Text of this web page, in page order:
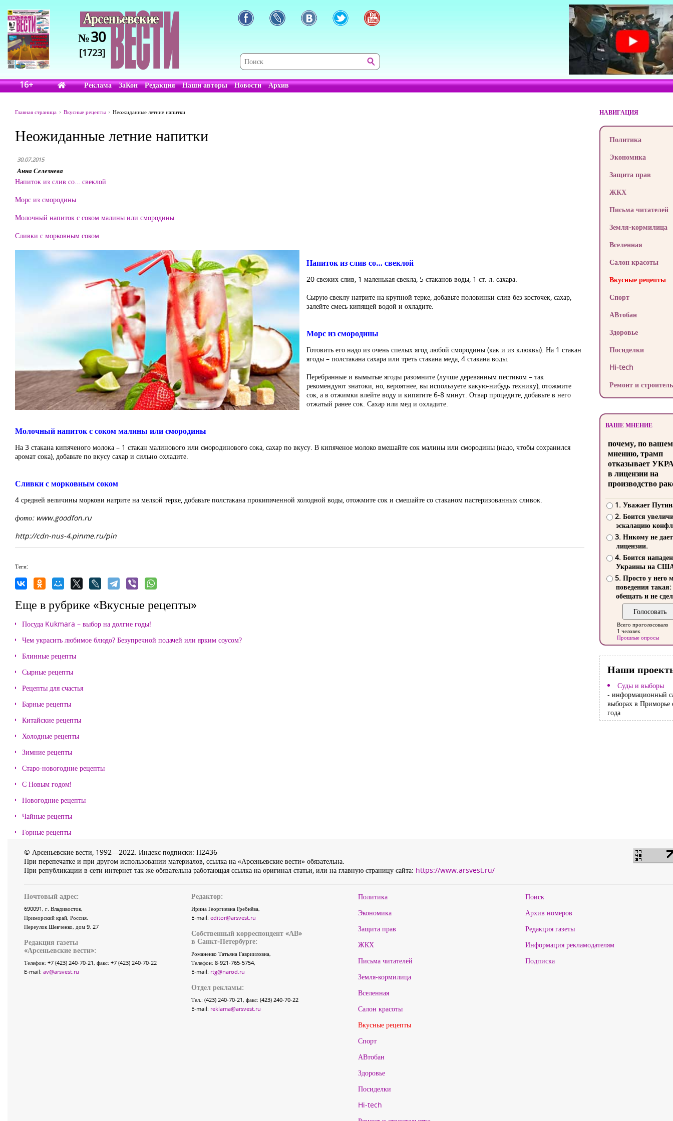
№30
[1723]
16+ Реклама ЗаКон Редакция Наши авторы Новости Архив
Главная страница Вкусные рецепты Неожиданные летние напитки
Неожиданные летние напитки
30.07.2015
Анна Селезнева
Напиток из слив со… свеклой
Морс из смородины
Молочный напиток с соком малины или смородины
Сливки с морковным соком
Напиток из слив со… свеклой
20 свежих слив, 1 маленькая свекла, 5 стаканов воды, 1 ст. л. сахара.
Сырую свеклу натрите на крупной терке, добавьте половинки слив без косточек, сахар,
залейте смесь кипящей водой и охладите.
Морс из смородины
Готовить его надо из очень спелых ягод любой смородины (как и из клюквы). На 1 стакан
ягоды – полстакана сахара или треть стакана меда, 4 стакана воды.
Перебранные и вымытые ягоды разомните (лучше деревянным пестиком – так
рекомендуют знатоки, но, вероятнее, вы используете какую-нибудь технику), отожмите
сок, а в отжимки влейте воду и кипятите 6-8 минут. Отвар процедите, добавьте в него
отжатый ранее сок. Сахар или мед и охладите.
Молочный напиток с соком малины или смородины
На 3 стакана кипяченого молока – 1 стакан малинового или смородинового сока, сахар по вкусу. В кипяченое молоко вмешайте сок малины или смородины (надо, чтобы сохранился
аромат сока), добавьте по вкусу сахар и сильно охладите.
Сливки с морковным соком
4 средней величины моркови натрите на мелкой терке, добавьте полстакана прокипяченной холодной воды, отожмите сок и смешайте со стаканом пастеризованных сливок.
фото: www.goodfon.ru
http://cdn-nus-4.pinme.ru/pin
Теги:
Еще в рубрике «Вкусные рецепты»
Посуда Kukmara – выбор на долгие годы!
Чем украсить любимое блюдо? Безупречной подачей или ярким соусом?
Блинные рецепты
Сырные рецепты
Рецепты для счастья
Барные рецепты
Китайские рецепты
Холодные рецепты
Зимние рецепты
Старо-новогодние рецепты
С Новым годом!
Новогодние рецепты
Чайные рецепты
Горные рецепты
НАВИГАЦИЯ
Политика
Экономика
Защита прав
ЖКХ
Письма читателей
Земля-кормилица
Вселенная
Салон красоты
Вкусные рецепты
Спорт
АВтобан
Здоровье
Посиделки
Hi-tech
Ремонт и
ВАШЕ МНЕНИЕ
почему, по
мнению, трамп
отказывает
в лицензии на
производство
1. Уважает
2. Боится
эскалацию
3. Никому не
лицензии.
4. Боится
Украины на
5. Просто у него
поведения такая:
обещать и не
Всего проголосовало
1 человек
Прошлые опросы
Наши
Суды и выборы
- информационный
выборах в Приморье
года
© Арсеньевские вести, 1992—2022. Индекс подписки: П2436
При перепечатке и при другом использовании материалов, ссылка на «Арсеньевские вести» обязательна.
При републикации в сети интернет так же обязательна работающая ссылка на оригинал статьи, или на главную страницу сайта: https://www.arsvest.ru/
Почтовый адрес:
690091, г. Владивосток,
Приморский край, Россия.
Переулок Шевченко, дом 9, 27
Редакция газеты
«Арсеньевские вести»:
Телефон: +7 (423) 240-70-21, факс: +7 (423) 240-70-22
E-mail: av@arsvest.ru
Редактор:
Ирина Георгиевна Гребнёва,
E-mail: editor@arsvest.ru
Собственный корреспондент «АВ»
в Санкт-Петербурге:
Романенко Татьяна Гаврииловна,
Телефон: 8-921-765-5754,
E-mail: rtg@narod.ru
Отдел рекламы:
Тел.: (423) 240-70-21, факс: (423) 240-70-22
E-mail: reklama@arsvest.ru
Политика
Экономика
Защита прав
ЖКХ
Письма читателей
Земля-кормилица
Вселенная
Салон красоты
Вкусные рецепты
Спорт
АВтобан
Здоровье
Посиделки
Hi-tech
Поиск
Архив номеров
Редакция газеты
Информация рекламодателям
Подписка